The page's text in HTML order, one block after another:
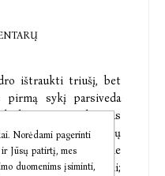
ištraukti triušį, bet
pirmą sykį parsiveda
geriausias draugas
baigia burtininkų
kad gali toli gražu ne
su šaligatviu ir laimi;
Norėdami pagerinti
Jūsų patirtį, mes
duomenims įsiminti,